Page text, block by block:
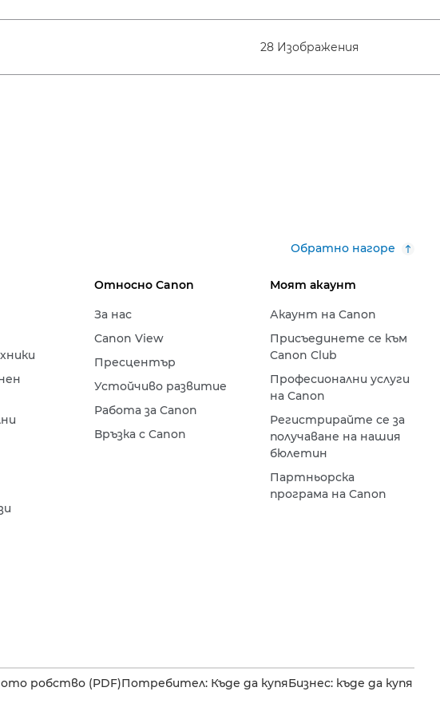
28 Изображения
Обратно нагоре
Относно Canon
За нас
Canon View
Пресцентър
Устойчиво развитие
Работа за Canon
Връзка с Canon
Моят акаунт
Акаунт на Canon
Присъединете се към
Canon Club
Професионални услуги
на Canon
Регистрирайте се за
получаване на нашия
бюлетин
Партньорска
програма на Canon
робство (PDF)Потребител: Къде да купяБизнес: къде да купя